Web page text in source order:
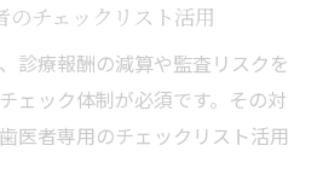
チェックリスト活用
診療報酬の減算や監査リスクを
ェック体制が必須です。その対
医者専用のチェックリスト活用